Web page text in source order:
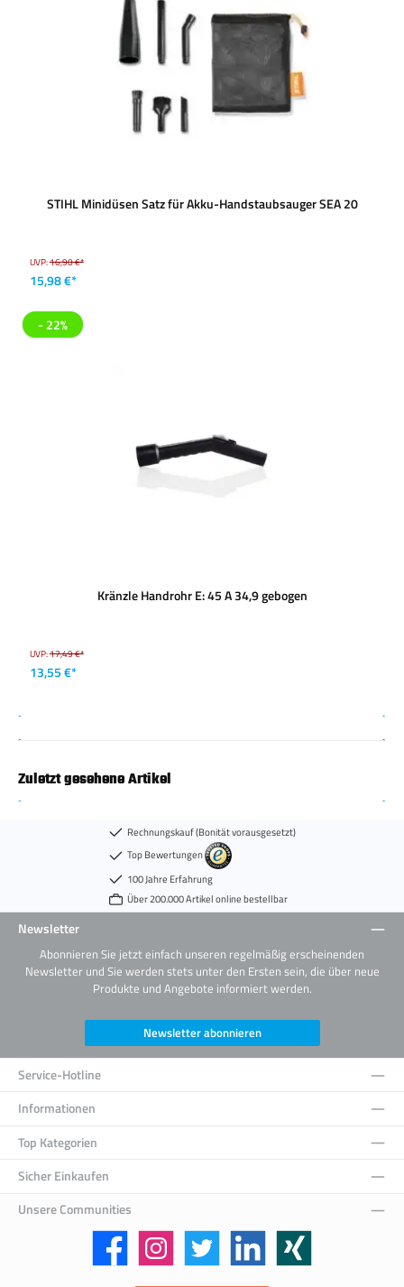
STIHL Minidüsen Satz für Akku-Handstaubsauger SEA 20
UVP:16,90 €*
15,98 €*
- 22%
Kränzle Handrohr E: 45 A 34,9 gebogen
UVP:17,49 €*
13,55 €*
Zuletzt gesehene Artikel
Rechnungskauf (Bonität vorausgesetzt)
Top Bewertungen
100 Jahre Erfahrung
Über 200.000 Artikel online bestellbar
Newsletter
Abonnieren Sie jetzt einfach unseren regelmäßig erscheinenden
Newsletter und Sie werden stets unter den Ersten sein, die über neue
Produkte und Angebote informiert werden.
Newsletter abonnieren
Service-Hotline
Informationen
Top Kategorien
Sicher Einkaufen
Unsere Communities
Facebook Instagram Twitter LinkedIn Xing